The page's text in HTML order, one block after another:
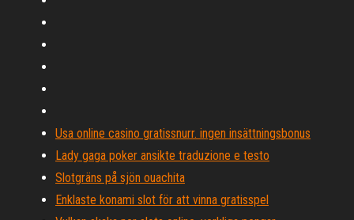
Usa online casino gratissnurr. ingen insättningsbonus
Lady gaga poker ansikte traduzione e testo
Slotgräns på sjön ouachita
Enklaste konami slot för att vinna gratisspel